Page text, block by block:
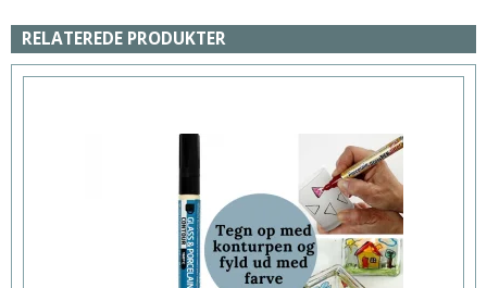
RELATEREDE PRODUKTER